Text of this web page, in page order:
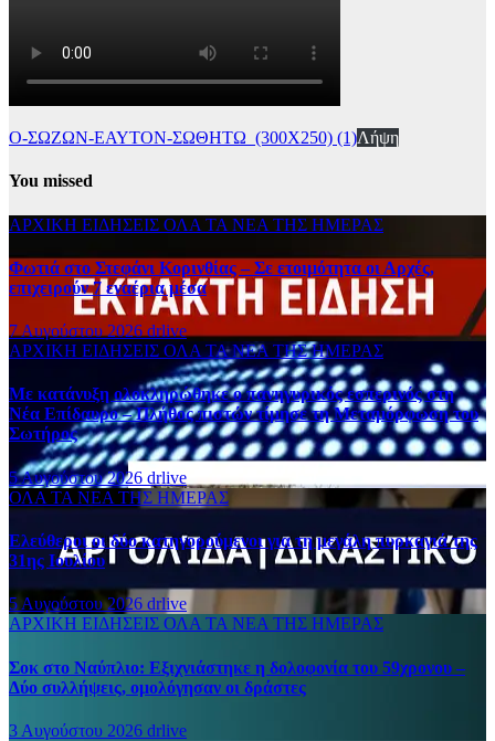
Ο-ΣΩΖΩΝ-ΕΑΥΤΟΝ-ΣΩΘΗΤΩ_(300Χ250) (1)Λήψη
You missed
ΑΡΧΙΚΗ ΕΙΔΗΣΕΙΣ ΟΛΑ ΤΑ ΝΕΑ ΤΗΣ ΗΜΕΡΑΣ
Φωτιά στο Στεφάνι Κορινθίας – Σε ετοιμότητα οι Αρχές,
επιχειρούν 7 εναέρια μέσα
7 Αυγούστου 2026drlive
ΑΡΧΙΚΗ ΕΙΔΗΣΕΙΣ ΟΛΑ ΤΑ ΝΕΑ ΤΗΣ ΗΜΕΡΑΣ
Με κατάνυξη ολοκληρώθηκε ο πανηγυρικός εσπερινός στη
Νέα Επίδαυρο – Πλήθος πιστών τίμησε τη Μεταμόρφωση του
Σωτήρος
5 Αυγούστου 2026 drlive
ΟΛΑ ΤΑ ΝΕΑ ΤΗΣ ΗΜΕΡΑΣ
Ελεύθεροι οι δύο κατηγορούμενοι για τη μεγάλη πυρκαγιά της
31ης Ιουλίου
5 Αυγούστου 2026 drlive
ΑΡΧΙΚΗ ΕΙΔΗΣΕΙΣ ΟΛΑ ΤΑ ΝΕΑ ΤΗΣ ΗΜΕΡΑΣ
Σοκ στο Ναύπλιο: Εξιχνιάστηκε η δολοφονία του 59χρονου –
Δύο συλλήψεις, ομολόγησαν οι δράστες
3 Αυγούστου 2026 drlive